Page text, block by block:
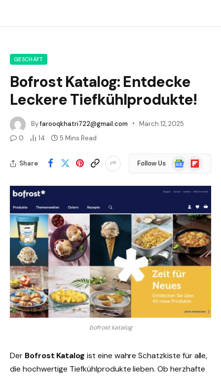
GESCHÄFT
Bofrost Katalog: Entdecke
Leckere Tiefkühlprodukte!
Byfarooqkhatri722@gmail.com
March 12, 2025
0
14 5 Mins Read
Share Follow Us
Google
News
Flipboard
bofrost katalog
Der Bofrost Katalog ist eine wahre Schatzkiste für alle,
die hochwertige Tiefkühlprodukte lieben. Ob herzhafte